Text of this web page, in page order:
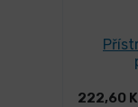
222,60